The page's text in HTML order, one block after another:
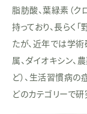
脂肪酸、葉緑素（
持っており、長らく
たが、近年では学術
属、ダイオキシン、
ど）、生活習慣病
どのカテゴリーで